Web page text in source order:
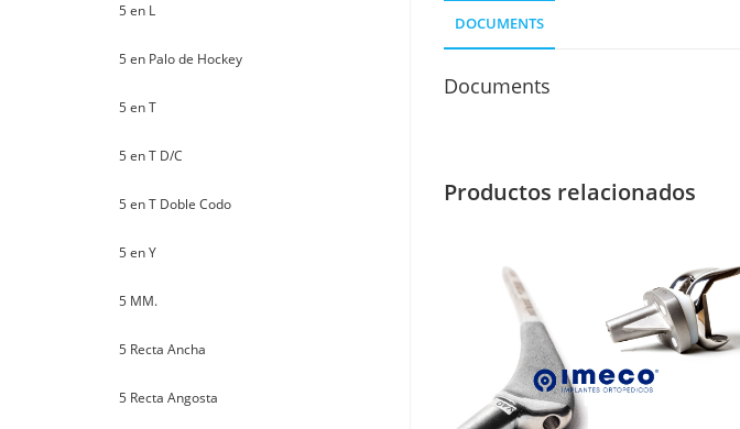
DOCUMENTS
Documents
Productos relacionados
5 en L
5 en Palo de Hockey
5 en T
5 en T D/C
5 en T Doble Codo
5 en Y
5 MM.
5 Recta Ancha
5 Recta Angosta